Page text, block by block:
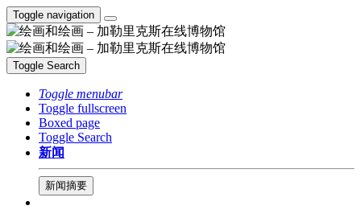
Toggle navigation
Toggle Search
Toggle menubar
Toggle fullscreen
Boxed page
Toggle Search
新闻
新闻摘要